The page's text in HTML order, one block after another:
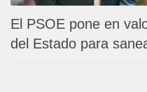
El PSOE pone en
del Estado para